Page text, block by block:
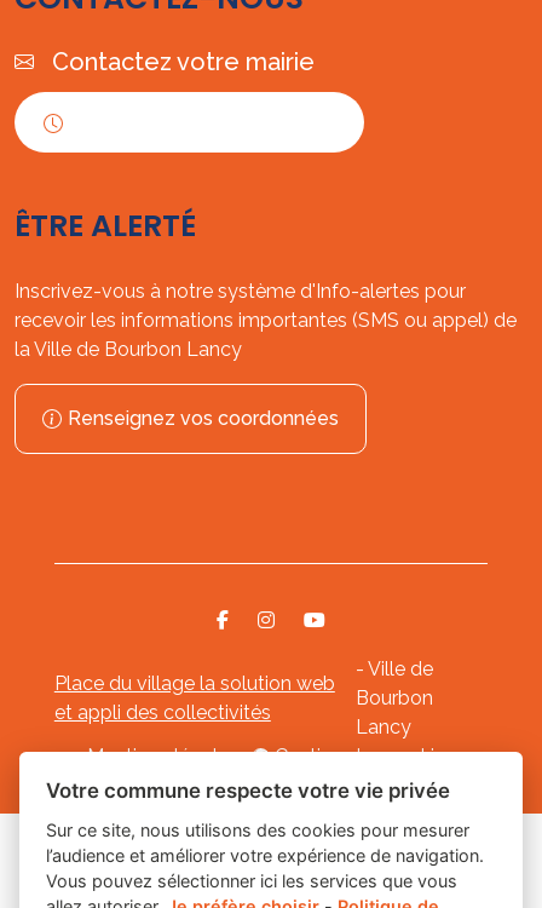
Contactez votre mairie
ÊTRE ALERTÉ
Inscrivez-vous à notre système d'Info-alertes pour
recevoir les informations importantes (SMS ou appel) de
la Ville de Bourbon Lancy
Renseignez vos coordonnées
Place du village la solution web
et appli des collectivités
- Ville de
Bourbon
Lancy
Mentions légales- Gestion des cookies
Les labels
Votre commune respecte votre vie privée
Sur ce site, nous utilisons des cookies pour mesurer
l’audience et améliorer votre expérience de navigation.
Vous pouvez sélectionner ici les services que vous